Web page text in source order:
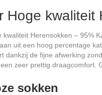
Hoge
kwaliteit Herensokken – 95%
uit een hoog percentage
dankzij de fijne afwerking
zeer prettig draagcomfort.
sokken